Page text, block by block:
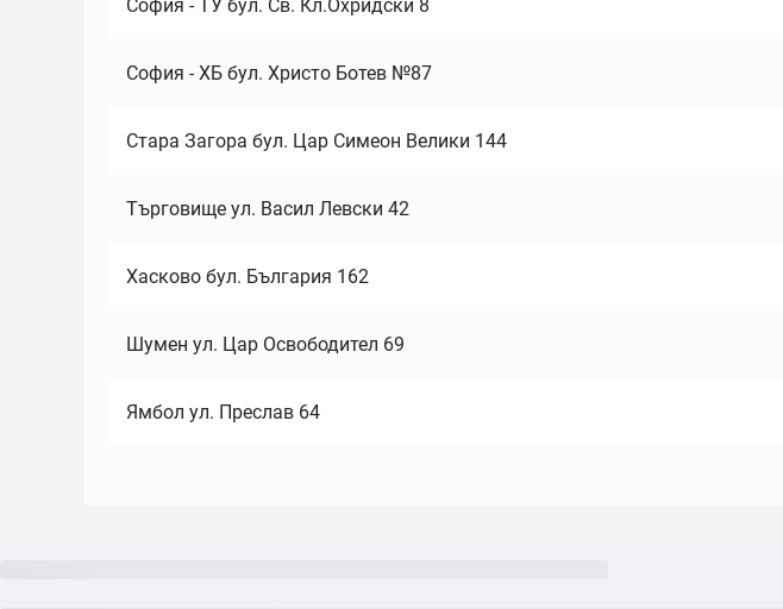
София - ТУ бул. Св. Кл.Охридски 8
София - ХБ бул. Христо Ботев №87
Стара Загора бул. Цар Симеон Велики 144
Търговище ул. Васил Левски 42
Хасково бул. България 162
Шумен ул. Цар Освободител 69
Ямбол ул. Преслав 64